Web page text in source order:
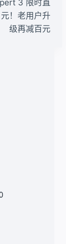
3 限时直
！老用户升
级再减百元